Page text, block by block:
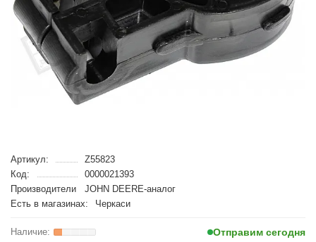
Артикул:
Z55823
Код:
0000021393
Производители
JOHN DEERE-аналог
Есть в магазинах:
Черкаси
Отправим сегодня